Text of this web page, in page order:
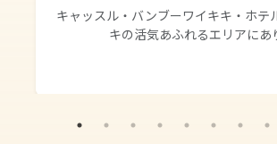
キャッスル・バンブーワイキキ・ホテ
キの活気あふれるエリアにあ